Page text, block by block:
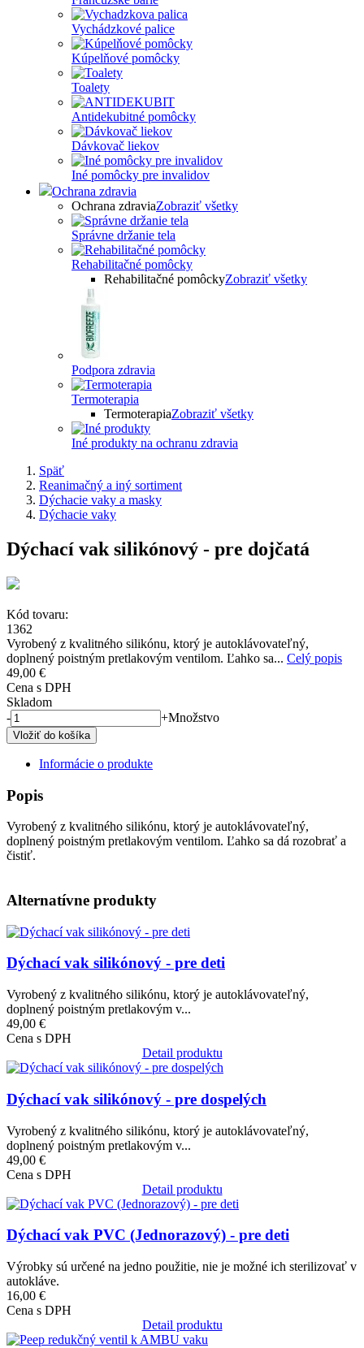
Vychádzkové palice
Kúpelňové pomôcky
Toalety
Antidekubitné pomôcky
Dávkovač liekov
Iné pomôcky pre invalidov
Ochrana zdravia
Ochrana zdraviaZobraziť všetky
Správne držanie tela
Rehabilitačné pomôcky
Rehabilitačné pomôckyZobraziť všetky
Podpora zdravia
Termoterapia
TermoterapiaZobraziť všetky
Iné produkty na ochranu zdravia
Späť
Reanimačný a iný sortiment
Dýchacie vaky a masky
Dýchacie vaky
Dýchací vak silikónový - pre dojčatá
Kód tovaru:
1362
Vyrobený z kvalitného silikónu, ktorý je autoklávovateľný,
doplnený poistným pretlakovým ventilom. Ľahko sa... Celý popis
49,00 €
Cena s DPH
Skladom
-
+Množstvo
Informácie o produkte
Popis
Vyrobený z kvalitného silikónu, ktorý je autoklávovateľný,
doplnený poistným pretlakovým ventilom. Ľahko sa dá rozobrať a
čistiť.
Alternatívne produkty
Obrázok
Dýchací vak silikónový - pre deti
Vyrobený z kvalitného silikónu, ktorý je autoklávovateľný,
doplnený poistným pretlakovým v...
49,00 €
Cena s DPH
Detail produktu
Obrázok
Dýchací vak silikónový - pre dospelých
Vyrobený z kvalitného silikónu, ktorý je autoklávovateľný,
doplnený poistným pretlakovým v...
49,00 €
Cena s DPH
Detail produktu
Obrázok
Dýchací vak PVC (Jednorazový) - pre deti
Výrobky sú určené na jedno použitie, nie je možné ich sterilizovať v
autokláve.
16,00 €
Cena s DPH
Detail produktu
Obrázok